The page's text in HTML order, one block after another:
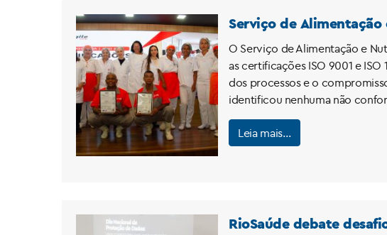
Serviço de
O Serviço de Alimentação e
as certificações ISO 9001 e
dos processos e o
identificou nenhuma não
Leia mais…
RioSaúde debate